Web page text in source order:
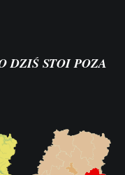
DZIŚ STOI POZA